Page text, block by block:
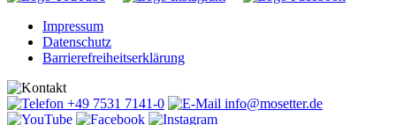
Impressum
Datenschutz
Barrierefreiheitserklärung
+49 7531 7141-0 info@mosetter.de